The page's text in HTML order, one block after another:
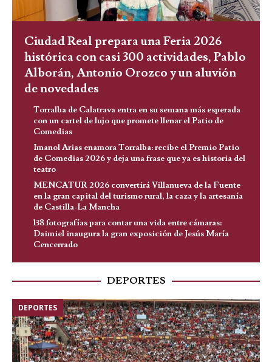
Ciudad Real prepara una Feria 2026
histórica con casi 300 actividades, Pablo
Alborán, Antonio Orozco y un aluvión
de novedades
Torralba de Calatrava entra en su semana más esperada
con un cartel de lujo que promete llenar el Patio de
Comedias
Imanol Arias enamora Torralba: recibe el Premio Patio
de Comedias 2026 y deja una frase que ya es historia del
teatro
MENCATUR 2026 convertirá Villanueva de la Fuente
en la gran capital del turismo rural, la caza y la artesanía
de Castilla-La Mancha
138 fotografías para contar una vida entre cámaras:
Daimiel inaugura la gran exposición de Jesús María
Cencerrado
DEPORTES
DEPORTES